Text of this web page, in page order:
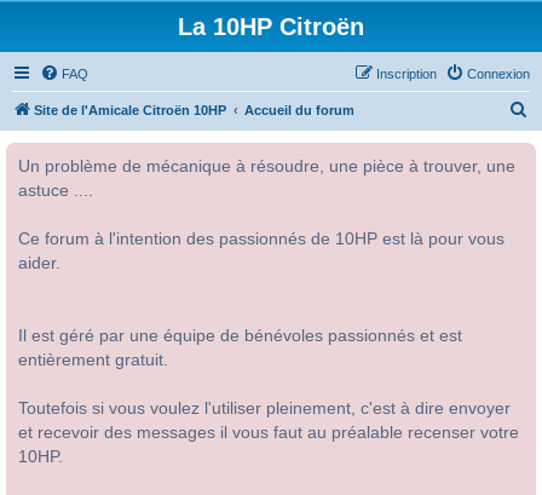
La 10HP Citroën
FAQ Connexion
Inscription
Site de l'Amicale Citroën 10HP Accueil du forum
Un problème de mécanique à résoudre, une pièce à trouver, une
astuce ....
Ce forum à l'intention des passionnés de 10HP est là pour vous
aider.
Il est géré par une équipe de bénévoles passionnés et est
entièrement gratuit.
Toutefois si vous voulez l'utiliser pleinement, c'est à dire envoyer
et recevoir des messages il vous faut au préalable recenser votre
10HP.